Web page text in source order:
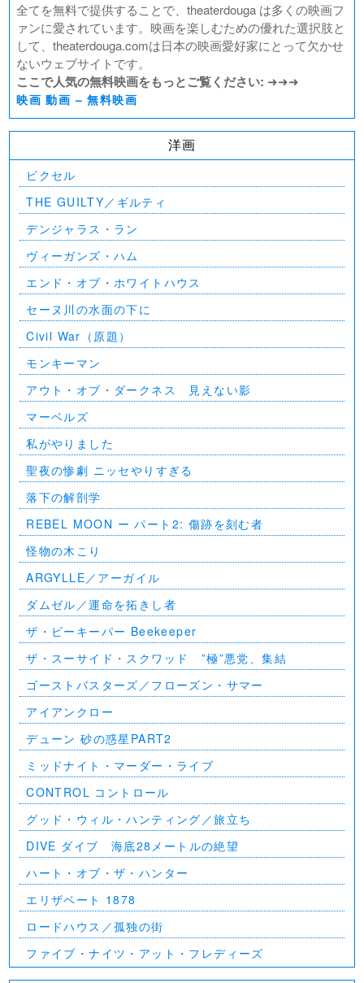
全てを無料で提供することで、theaterdouga は多くの映画フ
ァンに愛されています。映画を楽しむための優れた選択肢と
して、theaterdouga.comは日本の映画愛好家にとって欠かせ
ないウェブサイトです。
ここで人気の無料映画をもっとご覧ください: ➜➜➜
映画 動画 – 無料映画
洋画
ピクセル
THE GUILTY／ギルティ
デンジャラス・ラン
ヴィーガンズ・ハム
エンド・オブ・ホワイトハウス
セーヌ川の水面の下に
Civil War（原題）
モンキーマン
アウト・オブ・ダークネス 見えない影
マーベルズ
私がやりました
聖夜の惨劇 ニッセやりすぎる
落下の解剖学
REBEL MOON ー パート2: 傷跡を刻む者
怪物の木こり
ARGYLLE／アーガイル
ダムゼル／運命を拓きし者
ザ・ビーキーパー Beekeeper
ザ・スーサイド・スクワッド ”極”悪党、集結
ゴーストバスターズ／フローズン・サマー
アイアンクロー
デューン 砂の惑星PART2
ミッドナイト・マーダー・ライブ
CONTROL コントロール
グッド・ウィル・ハンティング／旅立ち
DIVE ダイブ 海底28メートルの絶望
ハート・オブ・ザ・ハンター
エリザベート 1878
ロードハウス／孤独の街
ファイブ・ナイツ・アット・フレディーズ